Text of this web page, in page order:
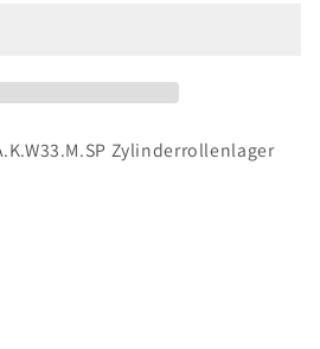
Zylinderrollenlager